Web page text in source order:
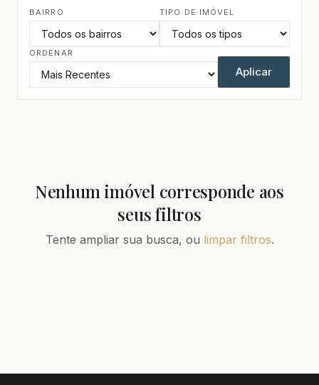
BAIRRO TIPO DE IMÓVEL
ORDENAR
Aplicar
Nenhum imóvel corresponde aos
seus filtros
Tente ampliar sua busca, ou limpar filtros.